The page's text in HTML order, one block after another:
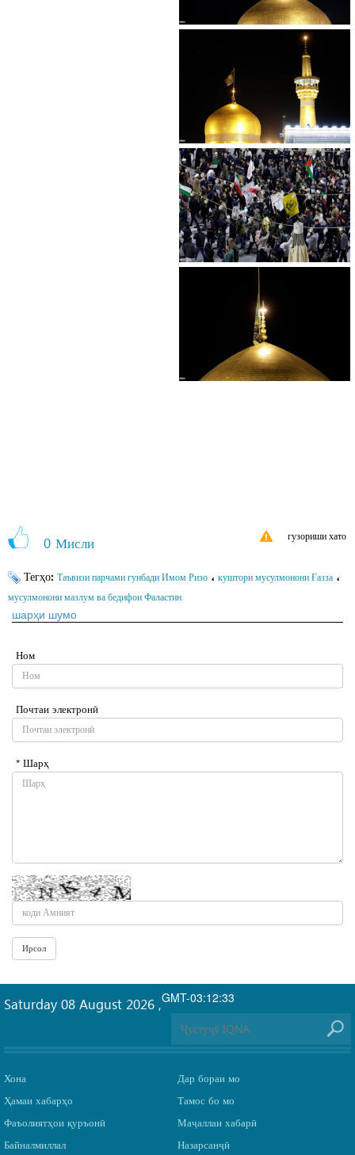
0 Мисли гузориши хато
Тегҳо: Таъвизи парчами гунбади Имом Ризо ، куштори мусулмонони Ғазза ،
мусулмонони мазлум ва бедифои Фаластин
шарҳи шумо
Ном
Почтаи электронӣ
* Шарҳ
GMT-03:12:33
Saturday 08 August 2026 ,
Хона
Ҳамаи хабарҳо
Фаъолиятҳои қуръонӣ
Байналмиллал
Дар бораи мо
Тамос бо мо
Маҷаллаи хабарӣ
Назарсанҷӣ